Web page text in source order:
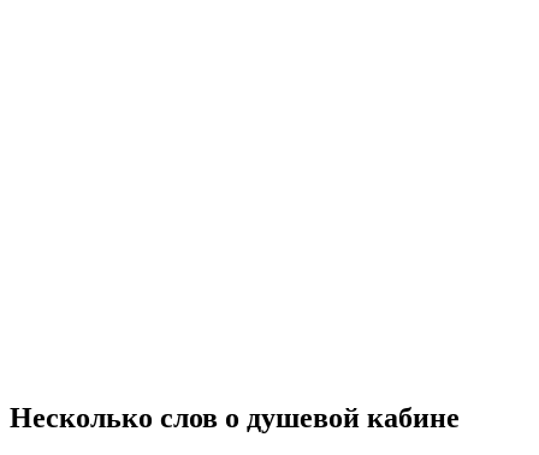
Несколько слов о душевой кабине